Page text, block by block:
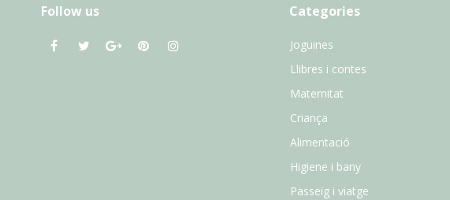
Follow us Categories
Joguines
Llibres i contes
Maternitat
Criança
Alimentació
Higiene i bany
Passeig i viatge